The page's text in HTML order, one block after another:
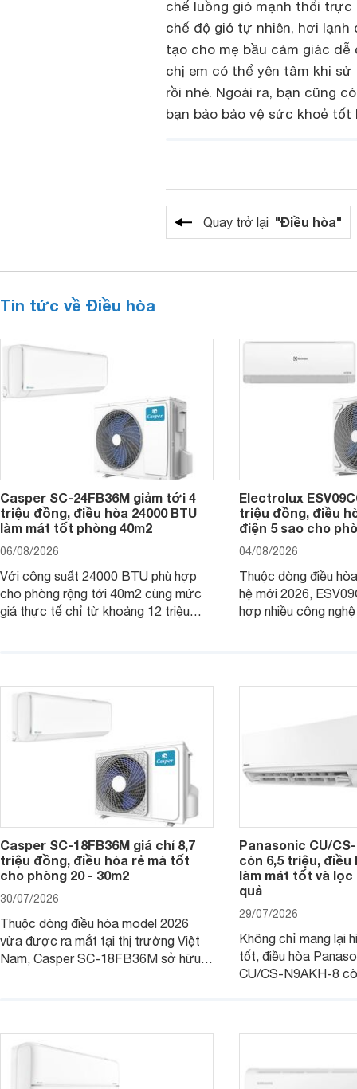
chế luồng gió mạnh thổi
chế độ gió tự nhiên, hơi
tạo cho mẹ bầu cảm giác
chị em có thể yên tâm khi
rồi nhé. Ngoài ra, bạn cũng
bạn bảo bảo vệ sức khoẻ
Quay trở lại "Điều hòa"
Tin tức về Điều hòa
Casper SC-24FB36M giảm tới 4
triệu đồng, điều hòa 24000 BTU
làm mát tốt phòng 40m2
06/08/2026
Với công suất 24000 BTU phù hợp
cho phòng rộng tới 40m2 cùng mức
giá thực tế chỉ từ khoảng 12 triệu
Electrolux
triệu đồng, điều
điện 5 sao cho
04/08/2026
Thuộc dòng điều
hệ mới 2026,
hợp nhiều công
Casper SC-18FB36M giá chỉ 8,7
triệu đồng, điều hòa rẻ mà tốt
cho phòng 20 - 30m2
30/07/2026
Thuộc dòng điều hòa model 2026
vừa được ra mắt tại thị trường Việt
Nam, Casper SC-18FB36M sở hữu
nhiều tính năng và công nghệ hiện đại.
Panasonic CU/
còn 6,5 triệu, điều
làm mát tốt và lọc
quả
29/07/2026
Không chỉ mang lại
tốt, điều hòa
CU/CS-N9AKH-8